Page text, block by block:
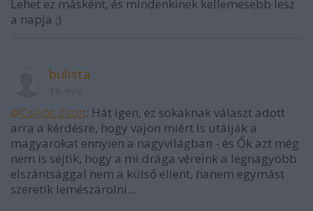
Lehet ez másként, és mindenkinek kellemesebb lesz
a napja ;)
bulista
@Csikós Zsolt: Hát igen, ez sokaknak választ adott
arra a kérdésre, hogy vajon miért is utálják a
magyarokat ennyien a nagyvilágban - és Ők azt még
nem is sejtik, hogy a mi drága véreink a legnagyobb
elszántsággal nem a külső ellent, hanem egymást
szeretik lemészárolni...